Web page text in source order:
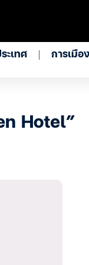
ะเทศ การเมือง
Hotel”